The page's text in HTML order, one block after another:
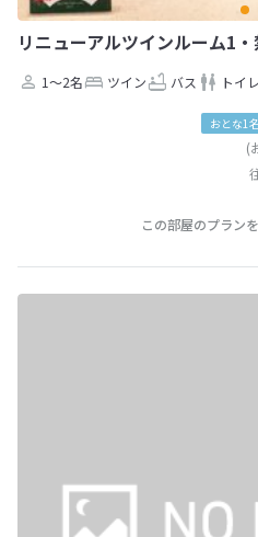
リニューアルツインルーム1・
1～2名 ツイン バス トイレ
おとな1名
(
この部屋のプラン